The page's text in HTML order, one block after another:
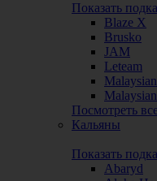
Показать
Blaze X
Brusko
JAM
Leteam
Посмотреть
Кальяны
Показать
Abaryd